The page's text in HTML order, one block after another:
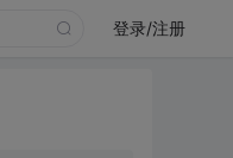
登录/注册